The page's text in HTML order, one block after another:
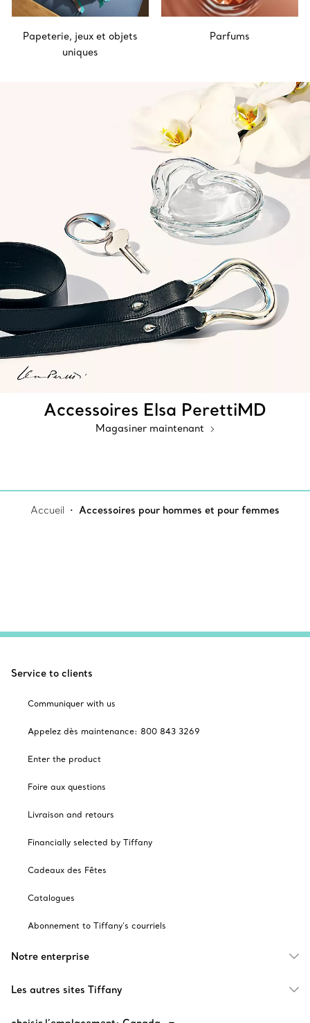
Papeterie, jeux et objets
uniques
Parfums
Accessoires Elsa PerettiMD
Magasiner maintenant
Accueil Accessoires pour hommes et pour femmes
Service to clients
Communiquer with us
Appelez dès maintenance: 800 843 3269
Enter the product
Foire aux questions
Livraison and retours
Financially selected by Tiffany
Cadeaux des Fêtes
Catalogues
Abonnement to Tiffany's courriels
Notre enterprise
Les autres sites Tiffany